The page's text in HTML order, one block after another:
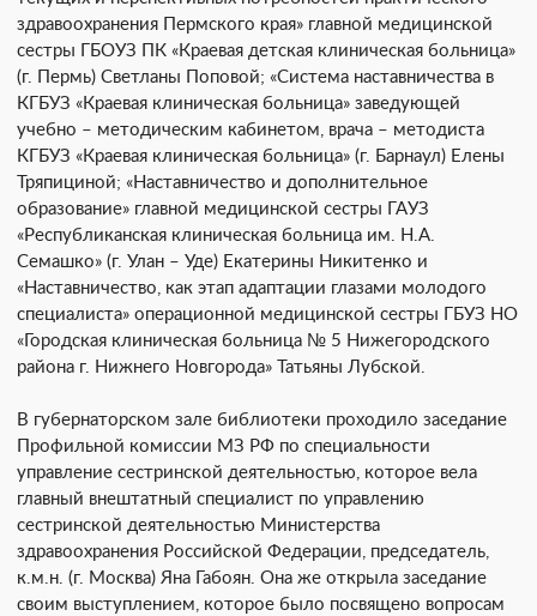
здравоохранения Пермского края» главной медицинской
сестры ГБОУЗ ПК «Краевая детская клиническая больница»
(г. Пермь) Светланы Поповой; «Система наставничества в
КГБУЗ «Краевая клиническая больница» заведующей
учебно – методическим кабинетом, врача – методиста
КГБУЗ «Краевая клиническая больница» (г. Барнаул) Елены
Тряпициной; «Наставничество и дополнительное
образование» главной медицинской сестры ГАУЗ
«Республиканская клиническая больница им. Н.А.
Семашко» (г. Улан – Уде) Екатерины Никитенко и
«Наставничество, как этап адаптации глазами молодого
специалиста» операционной медицинской сестры ГБУЗ НО
«Городская клиническая больница № 5 Нижегородского
района г. Нижнего Новгорода» Татьяны Лубской.
В губернаторском зале библиотеки проходило заседание
Профильной комиссии МЗ РФ по специальности
управление сестринской деятельностью, которое вела
главный внештатный специалист по управлению
сестринской деятельностью Министерства
здравоохранения Российской Федерации, председатель,
к.м.н. (г. Москва) Яна Габоян. Она же открыла заседание
своим выступлением, которое было посвящено вопросам